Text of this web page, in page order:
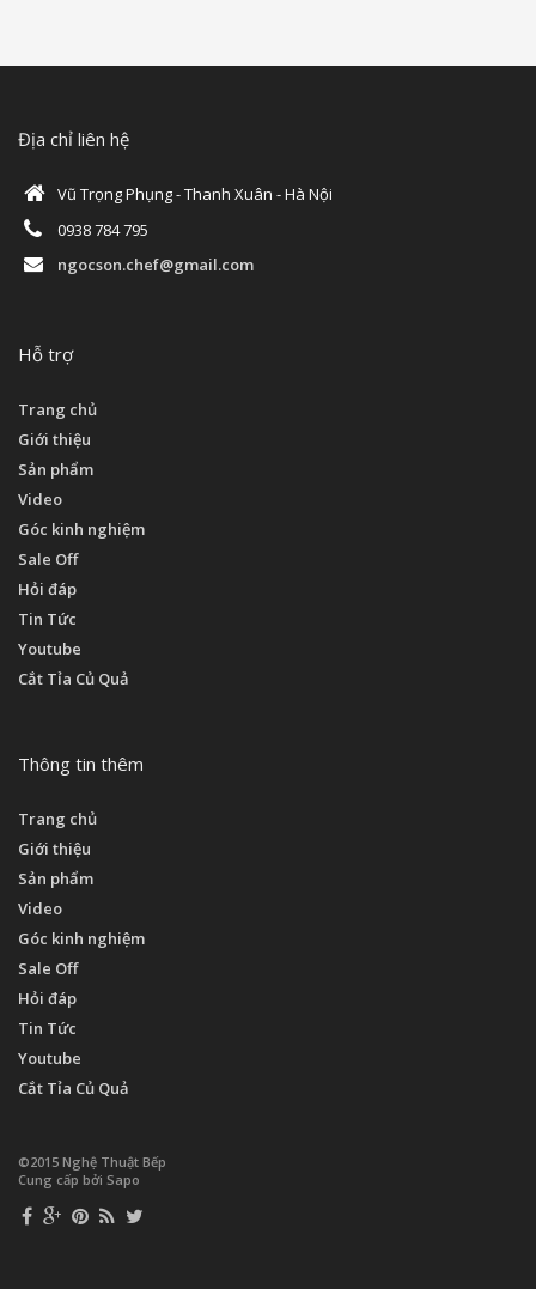
Địa chỉ liên hệ
Vũ Trọng Phụng - Thanh Xuân - Hà Nội
0938 784 795
ngocson.chef@gmail.com
Hỗ trợ
Trang chủ
Giới thiệu
Sản phẩm
Video
Góc kinh nghiệm
Sale Off
Hỏi đáp
Tin Tức
Youtube
Cắt Tỉa Củ Quả
Thông tin thêm
Trang chủ
Giới thiệu
Sản phẩm
Video
Góc kinh nghiệm
Sale Off
Hỏi đáp
Tin Tức
Youtube
Cắt Tỉa Củ Quả
©2015 Nghệ Thuật Bếp
Cung cấp bởi Sapo